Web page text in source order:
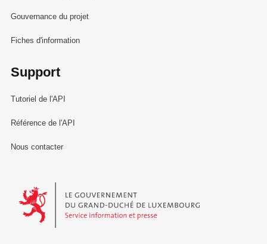
Gouvernance du projet
Fiches d'information
Support
Tutoriel de l'API
Référence de l'API
Nous contacter
Le Gouvernement du Grand-Duché de Luxembourg - Service